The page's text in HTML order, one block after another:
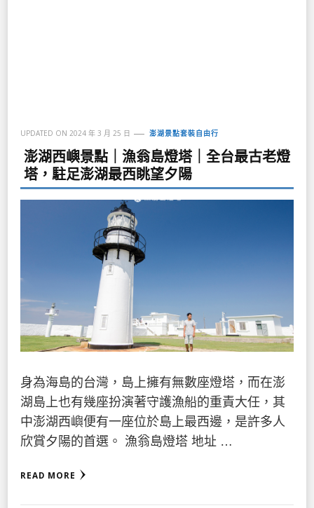
UPDATED ON 2024 年 3 月 25 日 澎湖景點套裝自由行
澎湖西嶼景點｜漁翁島燈塔｜全台最古老燈
塔，駐足澎湖最西眺望夕陽
身為海島的台灣，島上擁有無數座燈塔，而在澎
湖島上也有幾座扮演著守護漁船的重責大任，其
中澎湖西嶼便有一座位於島上最西邊，是許多人
欣賞夕陽的首選。 漁翁島燈塔 地址 …
READ MORE